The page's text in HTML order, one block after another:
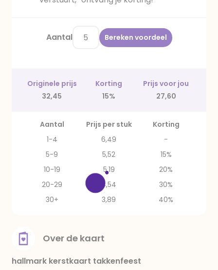
Aantal Bereken voordeel
Originele prijs Korting
Prijs voor jou
32,45
15% 27,60
Aantal Prijs per stuk
Korting
1-4
6,49
-
5-9
5,52
15%
10-19
5,19
20%
20-29
4,54
30%
30+
3,89 40%
Over de kaart
hallmark kerstkaart takkenfeest